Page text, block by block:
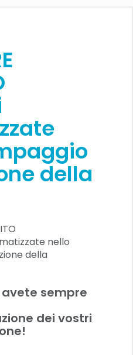
della
sempre
dei vostri